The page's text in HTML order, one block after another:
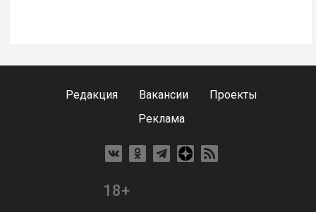
Редакция Вакансии
Проекты
Реклама
18+